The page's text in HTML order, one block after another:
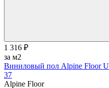
1 316 ₽
за м2
Виниловый пол Alpine Floor
37
Alpine Floor